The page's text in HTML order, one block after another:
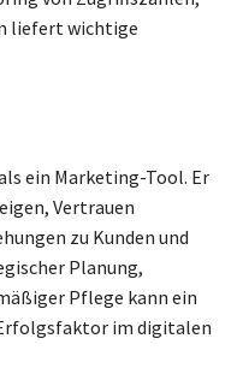
liefert wichtige
ein Marketing-Tool. Er
Vertrauen
zu Kunden und
Planung,
Pflege kann ein
im digitalen